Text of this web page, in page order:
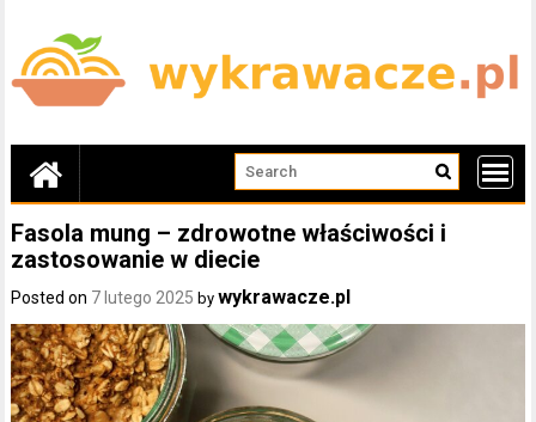
content
Fasola mung – zdrowotne właściwości i
zastosowanie w diecie
Posted on 7 lutego 2025 bywykrawacze.pl